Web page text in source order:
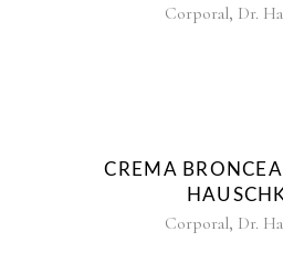
Corporal, Dr.
CREMA
Corporal, Dr.